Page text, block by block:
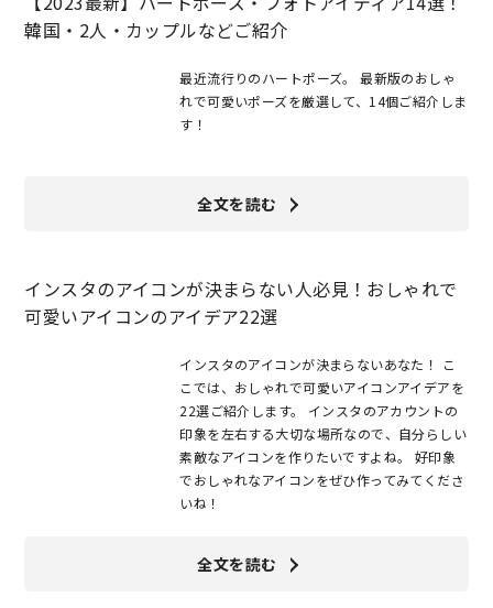
韓国・2人・カップルなどご紹介
最近流行りのハートポーズ。 最新版のおしゃ
れで可愛いポーズを厳選して、14個ご紹介しま
す！
全文を読む
インスタのアイコンが決まらない人必見！おしゃれで
可愛いアイコンのアイデア22選
インスタのアイコンが決まらないあなた！ こ
こでは、おしゃれで可愛いアイコンアイデアを
22選ご紹介します。 インスタのアカウントの
印象を左右する大切な場所なので、自分らしい
素敵なアイコンを作りたいですよね。 好印象
でおしゃれなアイコンをぜひ作ってみてくださ
いね！
全文を読む